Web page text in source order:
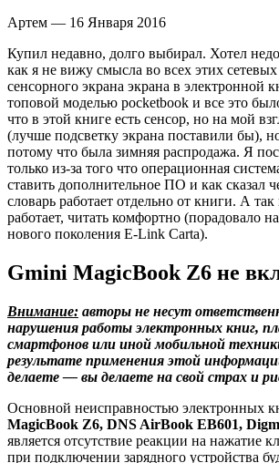
Артем — 16 Января 2016
Купил недавно, долго выбирал. Хотел
как я не вижу смысла во всех этих
сенсорного экрана экрана в электронной
топовой моделью pocketbook и все это
что в этой книге есть сенсор, но на мой
(лучше подсветку экрана поставили бы),
потому что была зимняя распродажа. Я
только из-за того что операционная
ставить дополнительное ПО и как сказал
словарь работает отдельно от книги. А
работает, читать комфортно (порадовало
нового поколения E-Link Carta).
Gmini MagicBook Z6 не
Внимание: авторы не несут
нарушения работы электронных книг,
смартфонов или иной мобильной
результате применения этой
делаете — вы делаете на свой страх и
Основной неисправностью электронных
MagicBook Z6, DNS AirBook EB601,
является отсутствие реакции на нажатие
при подключении зарядного устройства